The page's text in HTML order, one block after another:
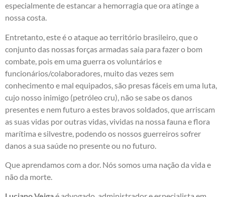
especialmente de estancar a hemorragia que ora atinge a
nossa costa.
Entretanto, este é o ataque ao território brasileiro, que o
conjunto das nossas forças armadas saia para fazer o bom
combate, pois em uma guerra os voluntários e
funcionários/colaboradores, muito das vezes sem
conhecimento e mal equipados, são presas fáceis em uma luta,
cujo nosso inimigo (petróleo cru), não se sabe os danos
presentes e nem futuro a estes bravos soldados, que arriscam
as suas vidas por outras vidas, vividas na nossa fauna e flora
marítima e silvestre, podendo os nossos guerreiros sofrer
danos a sua saúde no presente ou no futuro.
Que aprendamos com a dor. Nós somos uma nação da vida e
não da morte.